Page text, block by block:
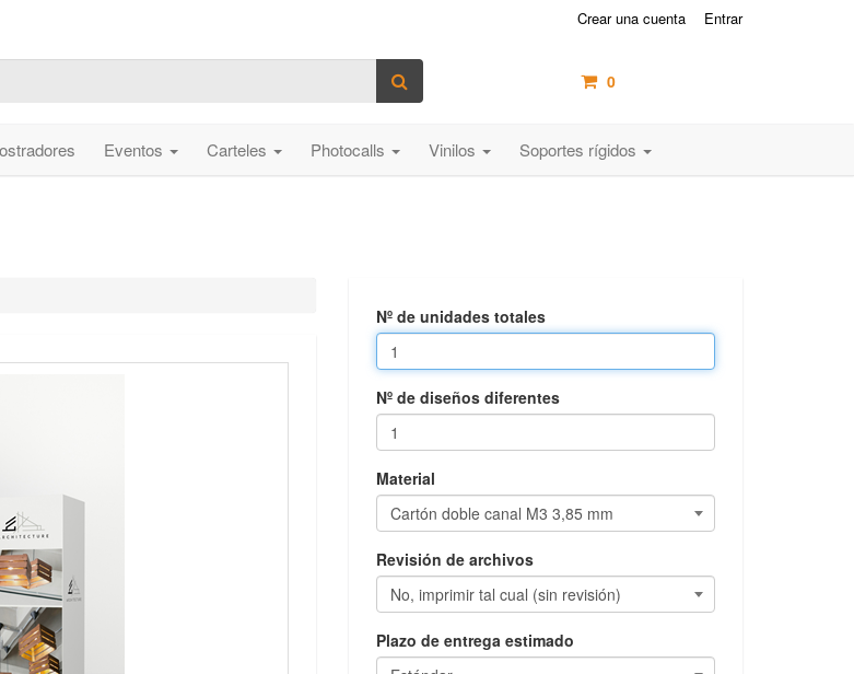
Crear una cuenta Entrar
0
Eventos Carteles Photocalls Vinilos Soportes rígidos
Nº de unidades totales
Nº de diseños diferentes
Material
Revisión de archivos
Plazo de entrega estimado